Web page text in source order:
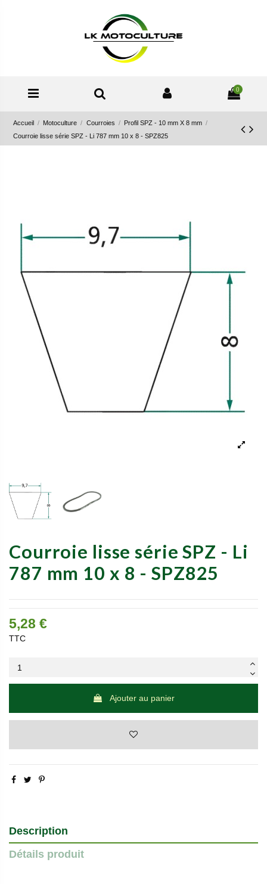
0
Accueil Motoculture Courroies
Profil SPZ - 10 mm X 8 mm
Courroie lisse série SPZ - Li 787 mm 10 x 8 - SPZ825
Courroie lisse série SPZ - Li
787 mm 10 x 8 - SPZ825
5,28 €
TTC
Ajouter au panier
Description
Détails produit